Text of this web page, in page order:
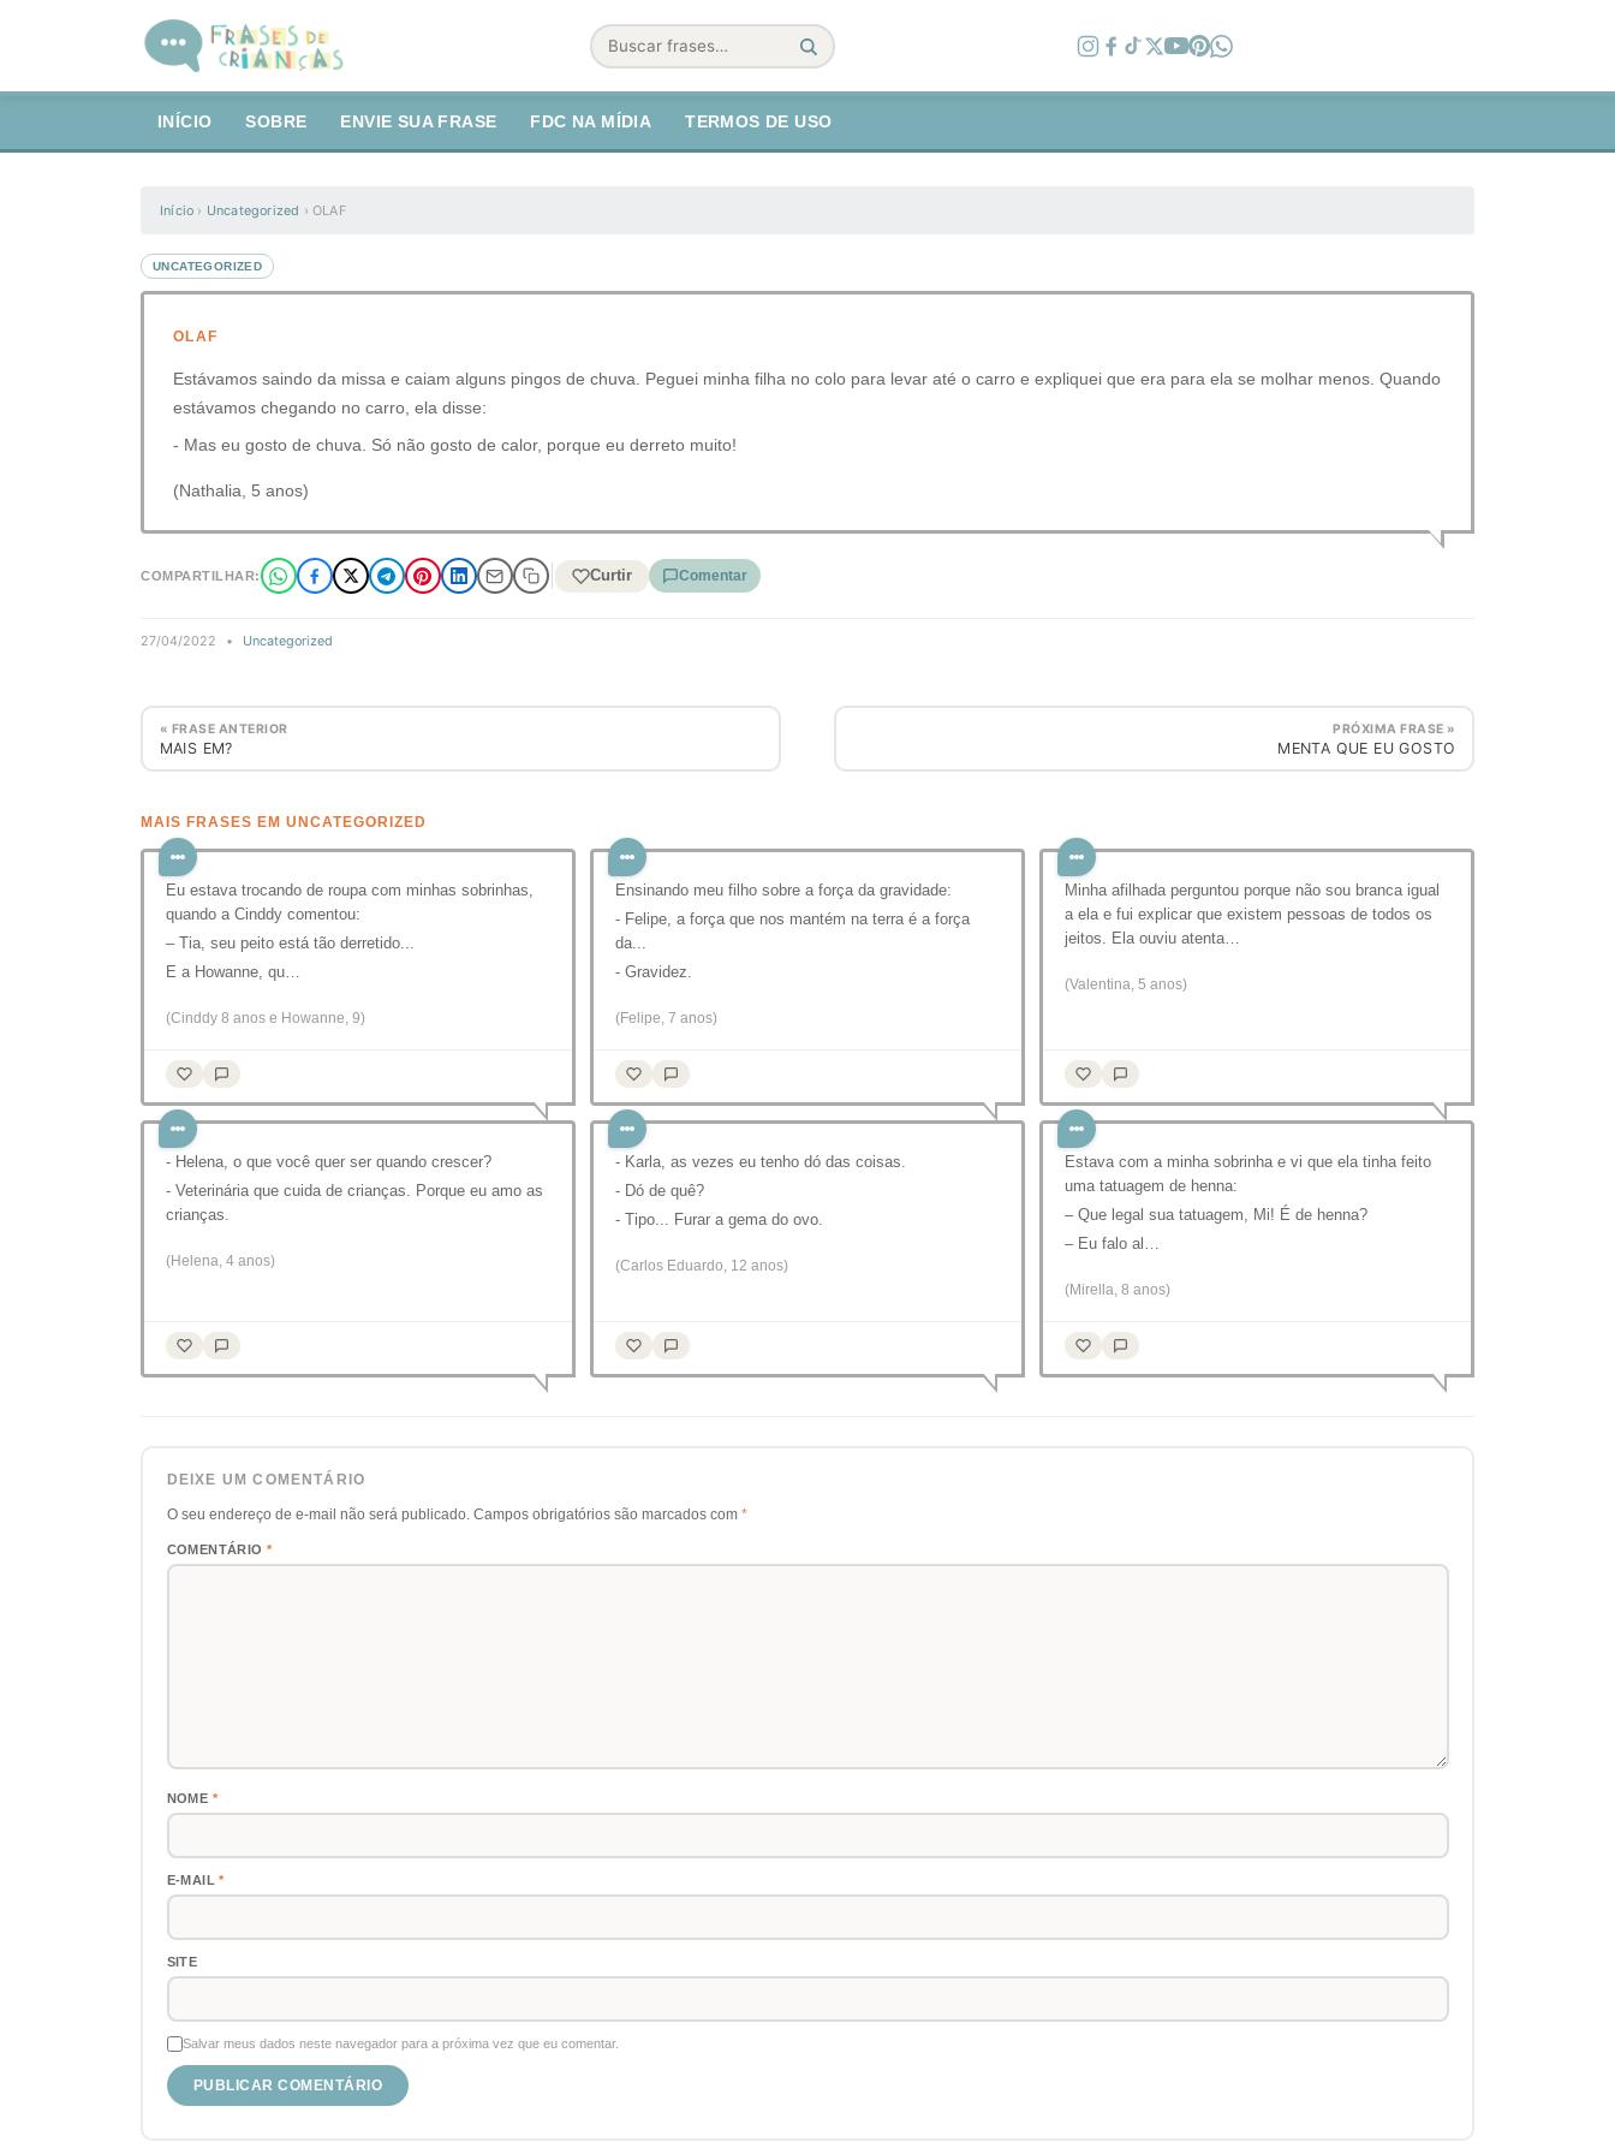
Buscar
INÍCIO SOBRE ENVIE SUA FRASE FDC NA MÍDIA TERMOS DE USO
Início › Uncategorized ›OLAF
UNCATEGORIZED
OLAF
Estávamos saindo da missa e caiam alguns pingos de chuva. Peguei minha filha no colo para levar até o carro e expliquei que era para ela se molhar menos. Quando
estávamos chegando no carro, ela disse:
- Mas eu gosto de chuva. Só não gosto de calor, porque eu derreto muito!
(Nathalia, 5 anos)
COMPARTILHAR: Curtir Comentar
27/04/2022 • Uncategorized
« FRASE ANTERIOR
MAIS EM?
PRÓXIMA FRASE »
MENTA QUE EU GOSTO
MAIS FRASES EM UNCATEGORIZED
Eu estava trocando de roupa com minhas sobrinhas,
quando a Cinddy comentou:
– Tia, seu peito está tão derretido...
E a Howanne, qu…
(Cinddy 8 anos e Howanne, 9)
Ensinando meu filho sobre a força da gravidade:
- Felipe, a força que nos mantém na terra é a força
da...
- Gravidez.
(Felipe, 7 anos)
Minha afilhada perguntou porque não sou branca igual
a ela e fui explicar que existem pessoas de todos os
jeitos. Ela ouviu atenta…
(Valentina, 5 anos)
- Helena, o que você quer ser quando crescer?
- Veterinária que cuida de crianças. Porque eu amo as
crianças.
(Helena, 4 anos)
- Karla, as vezes eu tenho dó das coisas.
- Dó de quê?
- Tipo... Furar a gema do ovo.
(Carlos Eduardo, 12 anos)
Estava com a minha sobrinha e vi que ela tinha feito
uma tatuagem de henna:
– Que legal sua tatuagem, Mi! É de henna?
– Eu falo al…
(Mirella, 8 anos)
DEIXE UM COMENTÁRIO
O seu endereço de e-mail não será publicado. Campos obrigatórios são marcados com *
COMENTÁRIO *
NOME *
E-MAIL*
SITE
Salvar meus dados neste navegador para a próxima vez que eu comentar.